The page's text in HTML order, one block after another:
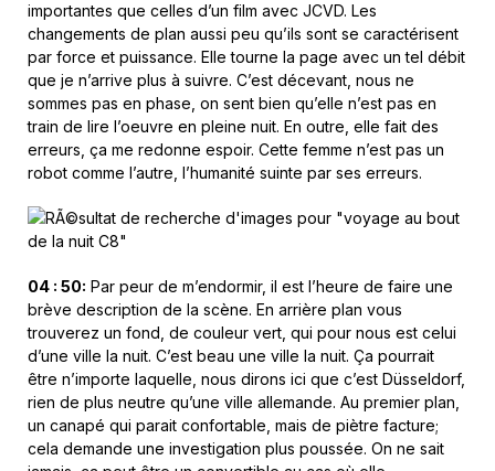
importantes que celles d’un film avec JCVD. Les
changements de plan aussi peu qu’ils sont se caractérisent
par force et puissance. Elle tourne la page avec un tel débit
que je n’arrive plus à suivre. C’est décevant, nous ne
sommes pas en phase, on sent bien qu’elle n’est pas en
train de lire l’oeuvre en pleine nuit. En outre, elle fait des
erreurs, ça me redonne espoir. Cette femme n’est pas un
robot comme l’autre, l’humanité suinte par ses erreurs.
04 : 50: Par peur de m’endormir, il est l’heure de faire une
brève description de la scène. En arrière plan vous
trouverez un fond, de couleur vert, qui pour nous est celui
d’une ville la nuit. C’est beau une ville la nuit. Ça pourrait
être n’importe laquelle, nous dirons ici que c’est Düsseldorf,
rien de plus neutre qu’une ville allemande. Au premier plan,
un canapé qui parait confortable, mais de piètre facture;
cela demande une investigation plus poussée. On ne sait